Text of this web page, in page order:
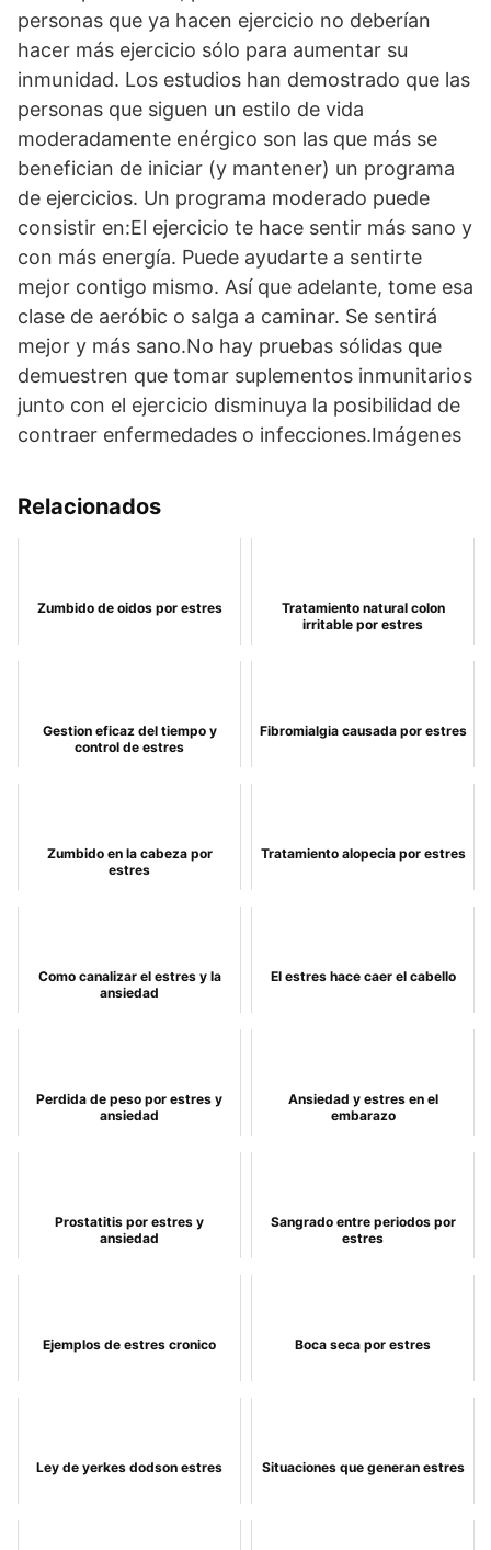
personas que ya hacen ejercicio no deberían
hacer más ejercicio sólo para aumentar su
inmunidad. Los estudios han demostrado que las
personas que siguen un estilo de vida
moderadamente enérgico son las que más se
benefician de iniciar (y mantener) un programa
de ejercicios. Un programa moderado puede
consistir en:El ejercicio te hace sentir más sano y
con más energía. Puede ayudarte a sentirte
mejor contigo mismo. Así que adelante, tome esa
clase de aeróbic o salga a caminar. Se sentirá
mejor y más sano.No hay pruebas sólidas que
demuestren que tomar suplementos inmunitarios
junto con el ejercicio disminuya la posibilidad de
contraer enfermedades o infecciones.Imágenes
Relacionados
Zumbido de oidos por estres
Tratamiento natural colon
irritable por estres
Gestion eficaz del tiempo y
control de estres
Fibromialgia causada por estres
Zumbido en la cabeza por
estres
Tratamiento alopecia por estres
Como canalizar el estres y la
ansiedad
El estres hace caer el cabello
Perdida de peso por estres y
ansiedad
Ansiedad y estres en el
embarazo
Prostatitis por estres y
ansiedad
Sangrado entre periodos por
estres
Ejemplos de estres cronico Boca seca por estres
Ley de yerkes dodson estres Situaciones que generan estres